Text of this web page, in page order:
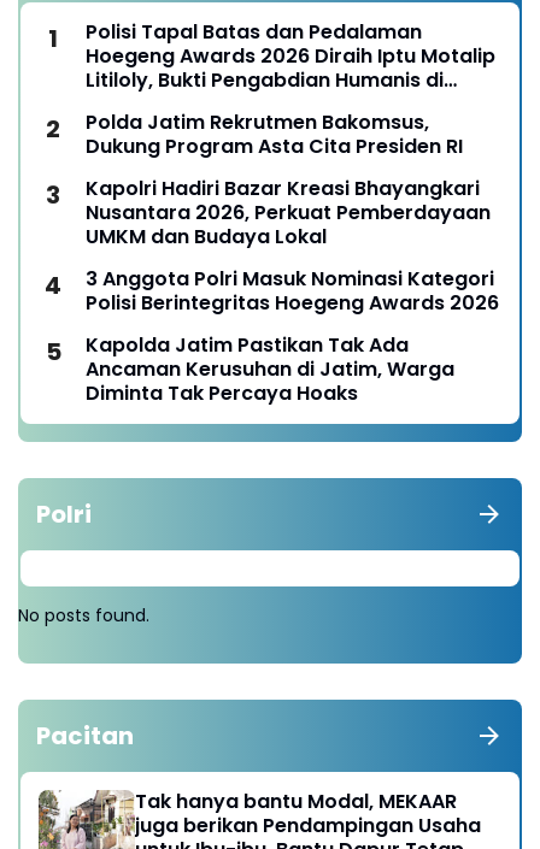
Polisi Tapal Batas dan Pedalaman
Hoegeng Awards 2026 Diraih Iptu Motalip
Litiloly, Bukti Pengabdian Humanis di
Polda Jatim Rekrutmen Bakomsus,
Dukung Program Asta Cita Presiden RI
Kapolri Hadiri Bazar Kreasi Bhayangkari
Nusantara 2026, Perkuat Pemberdayaan
UMKM dan Budaya Lokal
3 Anggota Polri Masuk Nominasi Kategori
Polisi Berintegritas Hoegeng Awards 2026
Kapolda Jatim Pastikan Tak Ada
Ancaman Kerusuhan di Jatim, Warga
Diminta Tak Percaya Hoaks
Polri
No posts found.
Pacitan
Tak hanya bantu Modal, MEKAAR
juga berikan Pendampingan Usaha